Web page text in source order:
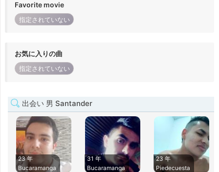
Favorite movie
指定されていない
お気に入りの曲
指定されていない
出会い 男 Santander
23 年
Bucaramanga
31 年
Bucaramanga
23 年
Piedecuesta